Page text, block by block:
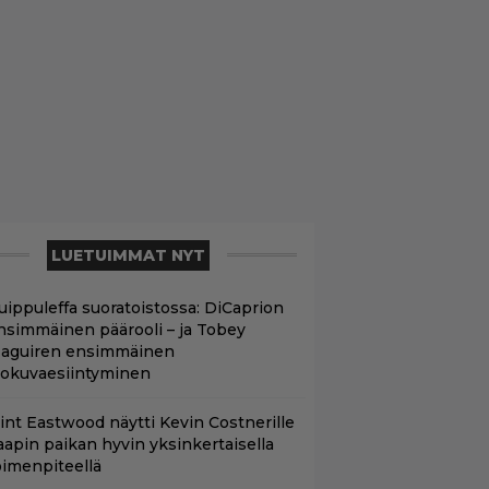
LUETUIMMAT NYT
suoratoistossa: DiCaprion
päärooli – ja Tobey
ensimmäinen
Eastwood näytti Kevin Costnerille
paikan hyvin yksinkertaisella